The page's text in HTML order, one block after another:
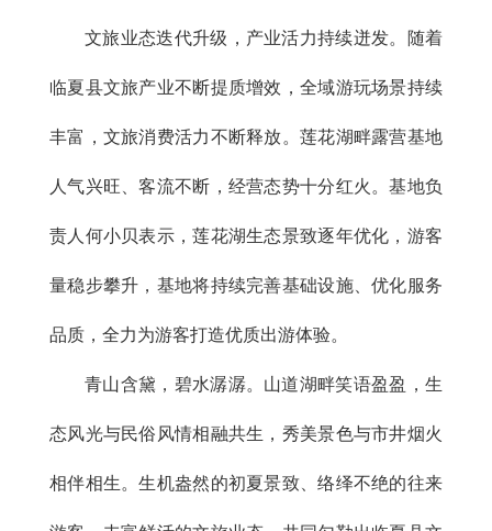
文旅业态迭代升级，产业活力持续迸发。随着
临夏县文旅产业不断提质增效，全域游玩场景持续
丰富，文旅消费活力不断释放。莲花湖畔露营基地
人气兴旺、客流不断，经营态势十分红火。基地负
责人何小贝表示，莲花湖生态景致逐年优化，游客
量稳步攀升，基地将持续完善基础设施、优化服务
品质，全力为游客打造优质出游体验。
青山含黛，碧水潺潺。山道湖畔笑语盈盈，生
态风光与民俗风情相融共生，秀美景色与市井烟火
相伴相生。生机盎然的初夏景致、络绎不绝的往来